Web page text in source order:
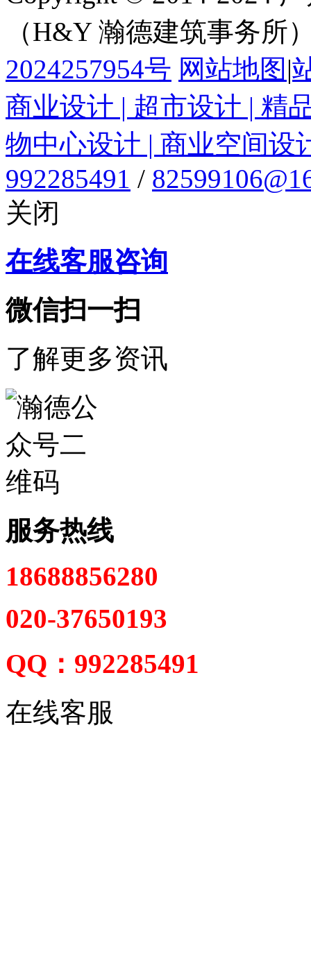
（H&Y 瀚德建筑事务所
2024257954号 网站地图 |
商业设计 | 超市设计 | 精
物中心设计 | 商业空间设
992285491 /
关闭
在线客服咨询
微信扫一扫
了解更多资讯
服务热线
18688856280
020-37650193
QQ：992285491
在线客服